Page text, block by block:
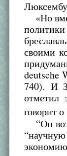
«Но
своими
deutsche
740). И
отметил
говорит
“Он